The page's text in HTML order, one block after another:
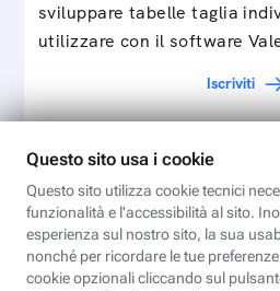
sviluppare tabelle taglia
utilizzare con il software
Iscriviti